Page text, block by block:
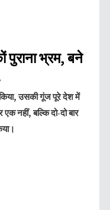
पुराना भ्रम, बने
किया, उसकी गूंज पूरे देश में
नहीं, बल्कि दो-दो बार